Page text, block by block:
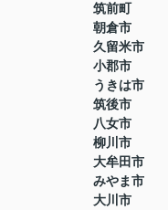
筑前町
朝倉市
久留米市
小郡市
うきは市
筑後市
八女市
柳川市
大牟田市
みやま市
大川市